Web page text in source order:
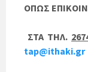
ΟΠΩΣ
ΣΤΑ ΤΗΛ.
tap@ithaki.gr